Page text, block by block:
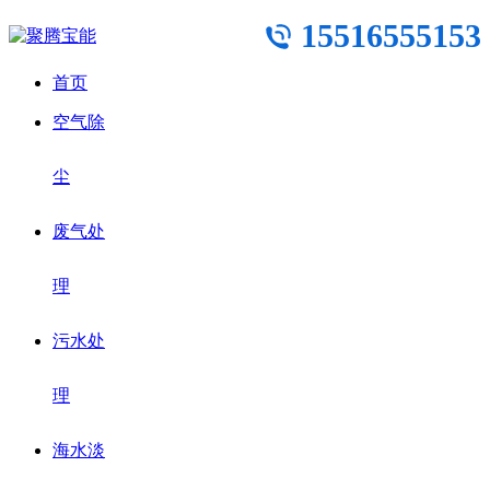
15516555153
首页
空气除
尘
废气处
理
污水处
理
海水淡